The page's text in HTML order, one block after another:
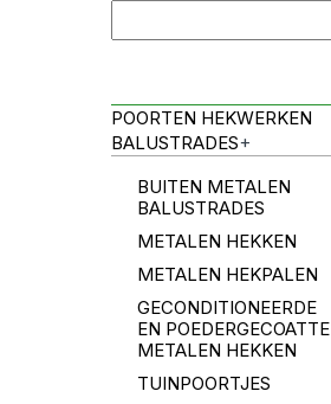
POORTEN HEKWERKEN
BALUSTRADES+
BUITEN METALEN
BALUSTRADES
METALEN HEKKEN
METALEN HEKPALEN
GECONDITIONEERDE
EN POEDERGECOATTE
METALEN HEKKEN
TUINPOORTJES